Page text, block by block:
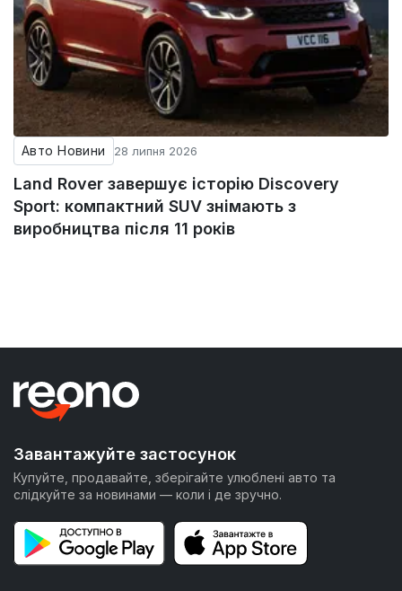
Авто Новини 28 липня 2026
Land Rover завершує історію Discovery
Sport: компактний SUV знімають з
виробництва після 11 років
Завантажуйте застосунок
Купуйте, продавайте, зберігайте улюблені авто та
слідкуйте за новинами — коли і де зручно.